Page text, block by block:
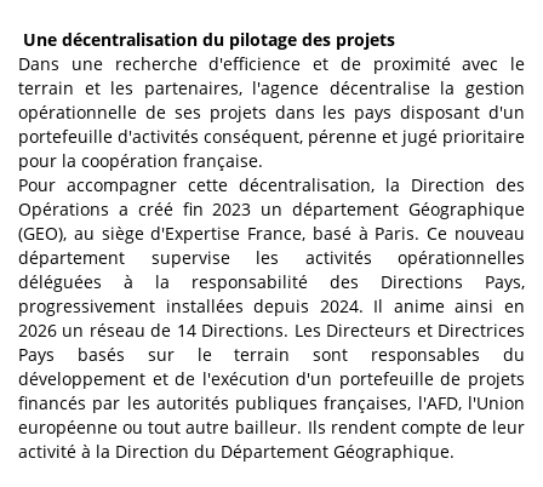
Une décentralisation du pilotage des projets
Dans une recherche d'efficience et de proximité avec le
terrain et les partenaires, l'agence décentralise la gestion
opérationnelle de ses projets dans les pays disposant d'un
portefeuille d'activités conséquent, pérenne et jugé prioritaire
pour la coopération française.
Pour accompagner cette décentralisation, la Direction des
Opérations a créé fin 2023 un département Géographique
(GEO), au siège d'Expertise France, basé à Paris. Ce nouveau
département supervise les activités opérationnelles
déléguées à la responsabilité des Directions Pays,
progressivement installées depuis 2024. Il anime ainsi en
2026 un réseau de 14 Directions. Les Directeurs et Directrices
Pays basés sur le terrain sont responsables du
développement et de l'exécution d'un portefeuille de projets
financés par les autorités publiques françaises, l'AFD, l'Union
européenne ou tout autre bailleur. Ils rendent compte de leur
activité à la Direction du Département Géographique.